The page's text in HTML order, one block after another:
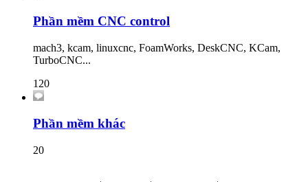
Phần mềm CNC control
mach3, kcam, linuxcnc, FoamWorks, DeskCNC, KCam,
TurboCNC...
120
Phần mềm khác
20